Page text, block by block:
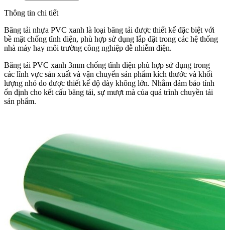
Thông tin chi tiết
Băng tải nhựa PVC xanh là loại băng tải được thiết kế đặc biệt với
bề mặt chống tĩnh điện, phù hợp sử dụng lắp đặt trong các hệ thống
nhà máy hay môi trường công nghiệp dễ nhiễm điện.
Băng tải PVC xanh 3mm chống tĩnh điện phù hợp sử dụng trong
các lĩnh vực sản xuất và vận chuyển sản phẩm kích thước và khối
lượng nhỏ do được thiết kế độ dày không lớn. Nhằm đảm bảo tính
ổn định cho kết cấu băng tải, sự mượt mà của quá trình chuyền tải
sản phẩm.